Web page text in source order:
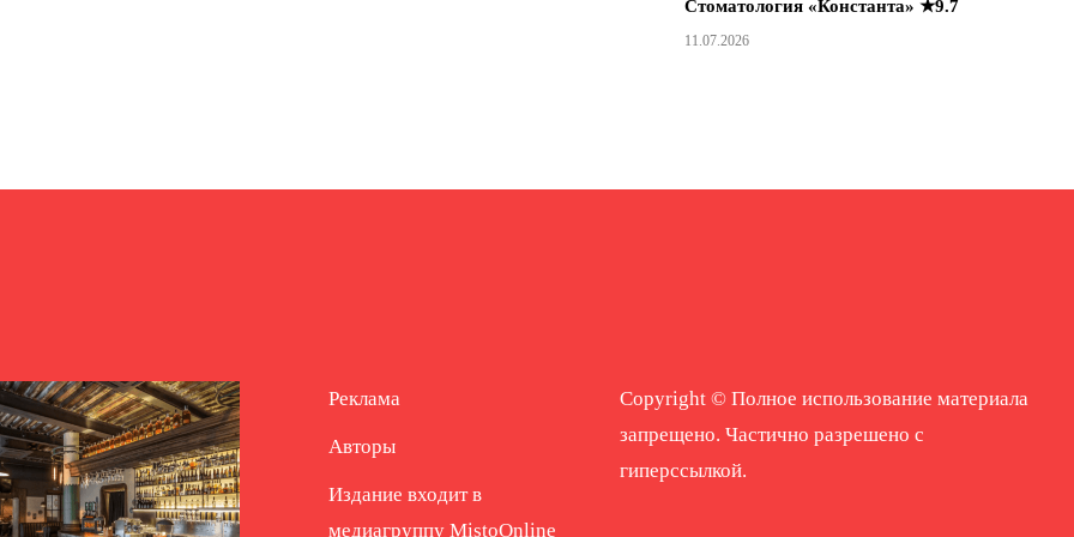
Стоматология «Константа» ★9.7
11.07.2026
Реклама
Авторы
Издание входит в
медиагруппу MistoOnline
Copyright © Полное использование материала
запрещено. Частично разрешено с
гиперссылкой.